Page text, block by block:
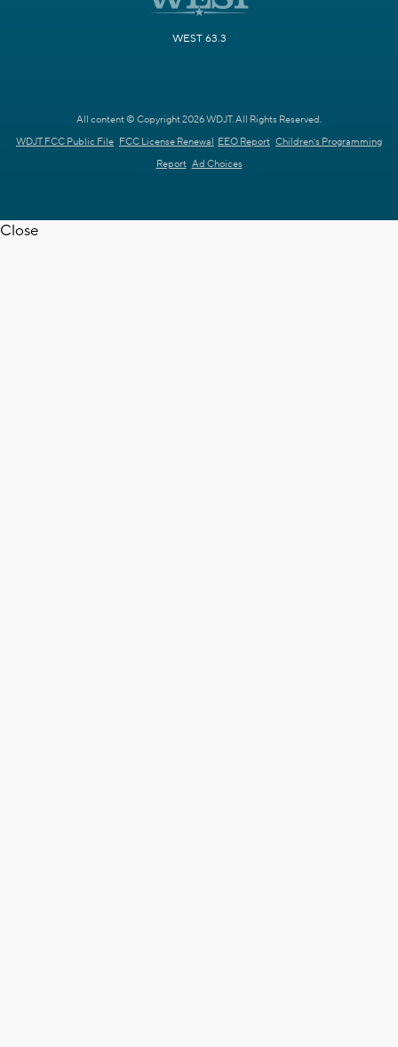
WEST 63.3
All content © Copyright 2026 WDJT. All Rights Reserved.
WDJT FCC Public File FCC License Renewal EEO Report Children's Programming
Report Ad Choices
Close